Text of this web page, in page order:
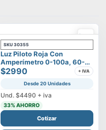
SKU 30355
Luz Piloto Roja Con
Amperímetro 0-100a, 60-
500v
$2990 + IVA
Desde 20 Unidades
Und. $4490 + iva
33% AHORRO
Cotizar